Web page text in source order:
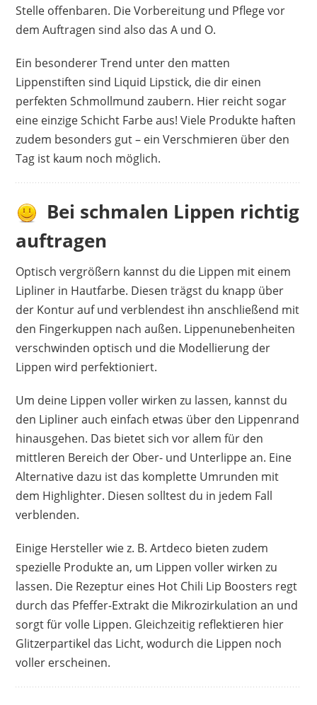
Stelle offenbaren. Die Vorbereitung und Pflege vor
dem Auftragen sind also das A und O.
Ein besonderer Trend unter den matten
Lippenstiften sind Liquid Lipstick, die dir einen
perfekten Schmollmund zaubern. Hier reicht sogar
eine einzige Schicht Farbe aus! Viele Produkte haften
zudem besonders gut – ein Verschmieren über den
Tag ist kaum noch möglich.
Bei schmalen Lippen richtig
auftragen
Optisch vergrößern kannst du die Lippen mit einem
Lipliner in Hautfarbe. Diesen trägst du knapp über
der Kontur auf und verblendest ihn anschließend mit
den Fingerkuppen nach außen. Lippenunebenheiten
verschwinden optisch und die Modellierung der
Lippen wird perfektioniert.
Um deine Lippen voller wirken zu lassen, kannst du
den Lipliner auch einfach etwas über den Lippenrand
hinausgehen. Das bietet sich vor allem für den
mittleren Bereich der Ober- und Unterlippe an. Eine
Alternative dazu ist das komplette Umrunden mit
dem Highlighter. Diesen solltest du in jedem Fall
verblenden.
Einige Hersteller wie z. B. Artdeco bieten zudem
spezielle Produkte an, um Lippen voller wirken zu
lassen. Die Rezeptur eines Hot Chili Lip Boosters regt
durch das Pfeffer-Extrakt die Mikrozirkulation an und
sorgt für volle Lippen. Gleichzeitig reflektieren hier
Glitzerpartikel das Licht, wodurch die Lippen noch
voller erscheinen.